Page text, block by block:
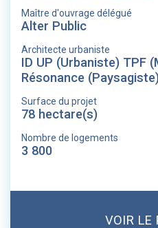
Maître d'ouvrage délégué
Alter Public
Architecte urbaniste
ID UP (Urbaniste) TPF
Résonance
Surface du projet
78 hectare(s)
Nombre de logements
3 800
VOIR LE